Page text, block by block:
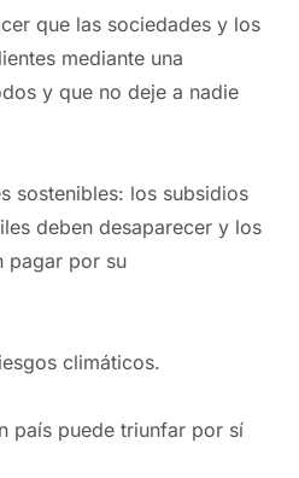
que las sociedades y los
mediante una
y que no deje a nadie
sostenibles: los subsidios
deben desaparecer y los
pagar por su
climáticos.
país puede triunfar por sí